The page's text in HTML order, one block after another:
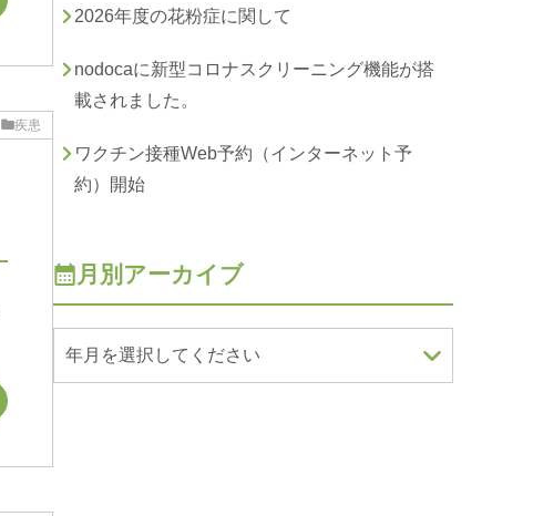
疾患
2026年度の花粉症に関して
nodocaに新型コロナスクリーニング機能が搭
載されました。
ワクチン接種Web予約（インターネット予
約）開始
月別アーカイブ
年月を選択してください